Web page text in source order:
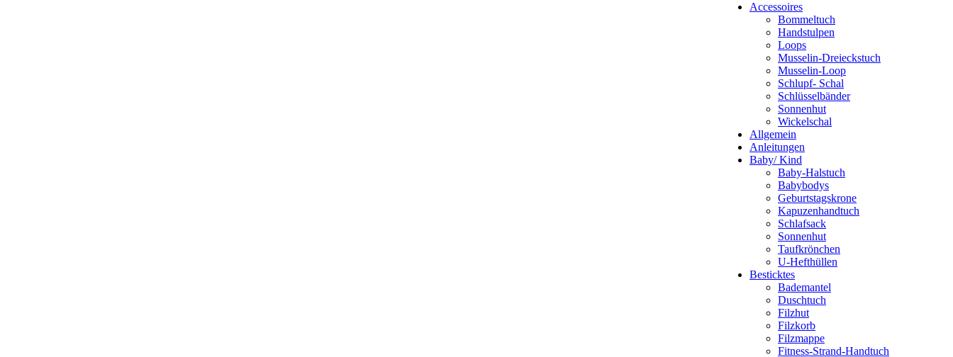
Accessoires
Bommeltuch
Handstulpen
Loops
Musselin-Dreieckstuch
Musselin-Loop
Schlupf- Schal
Schlüsselbänder
Sonnenhut
Wickelschal
Allgemein
Anleitungen
Baby/ Kind
Baby-Halstuch
Babybodys
Geburtstagskrone
Kapuzenhandtuch
Schlafsack
Sonnenhut
Taufkrönchen
U-Hefthüllen
Besticktes
Bademantel
Duschtuch
Filzhut
Filzkorb
Filzmappe
Fitness-Strand-Handtuch